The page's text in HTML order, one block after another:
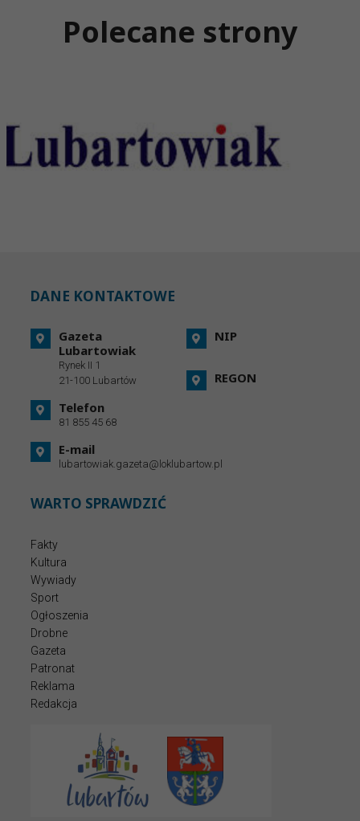
Polecane strony
DANE KONTAKTOWE
Gazeta
Lubartowiak
Rynek II 1
21-100 Lubartów
Telefon
81 855 45 68
E-mail
lubartowiak.gazeta@loklubartow.pl
NIP
REGON
WARTO SPRAWDZIĆ
Fakty
Kultura
Wywiady
Sport
Ogłoszenia
Drobne
Gazeta
Patronat
Reklama
Redakcja